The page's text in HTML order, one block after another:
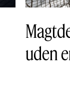
uden